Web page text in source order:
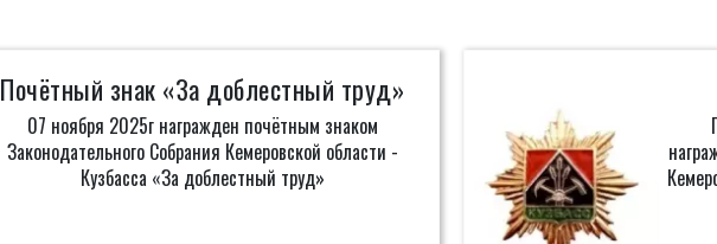
Почётный знак «За доблестный труд»
07 ноября 2025г награжден почётным знаком
Законодательного Собрания Кемеровской области -
Кузбасса «За доблестный труд»